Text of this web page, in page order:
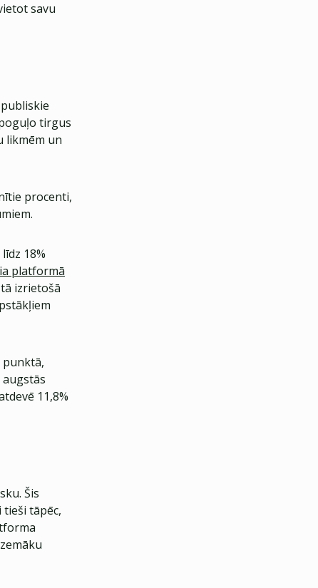
savu
tirgus
likmēm un
procenti,
18%
platformā
izrietošā
punktā,
11,8%
Šis
tāpēc,